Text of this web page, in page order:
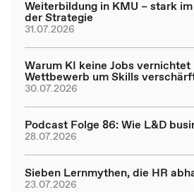
Weiterbildung in KMU – stark
der Strategie
31.07.2026
Warum KI keine Jobs vernichtet
Wettbewerb um Skills
30.07.2026
Podcast Folge 86: Wie L&D
28.07.2026
Sieben Lernmythen, die HR
23.07.2026